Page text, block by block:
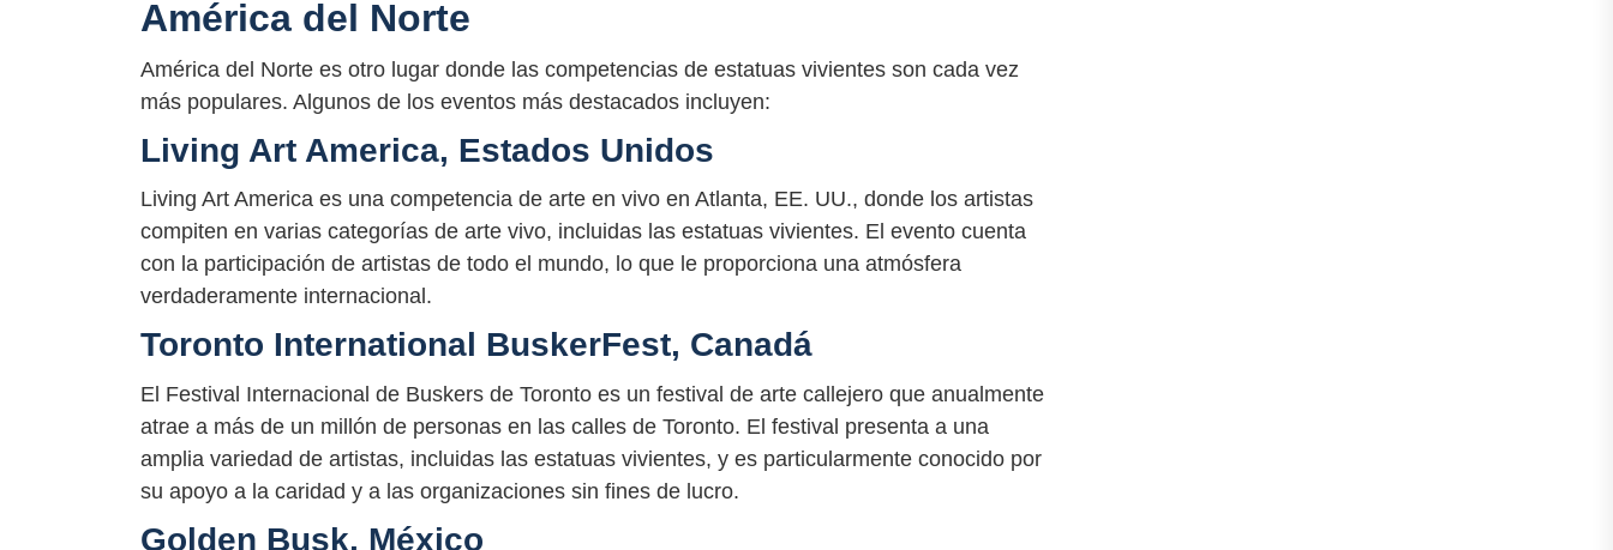
América del Norte
América del Norte es otro lugar donde las competencias de estatuas vivientes son cada vez
más populares. Algunos de los eventos más destacados incluyen:
Living Art America, Estados Unidos
Living Art America es una competencia de arte en vivo en Atlanta, EE. UU., donde los artistas
compiten en varias categorías de arte vivo, incluidas las estatuas vivientes. El evento cuenta
con la participación de artistas de todo el mundo, lo que le proporciona una atmósfera
verdaderamente internacional.
Toronto International BuskerFest, Canadá
El Festival Internacional de Buskers de Toronto es un festival de arte callejero que anualmente
atrae a más de un millón de personas en las calles de Toronto. El festival presenta a una
amplia variedad de artistas, incluidas las estatuas vivientes, y es particularmente conocido por
su apoyo a la caridad y a las organizaciones sin fines de lucro.
Golden Busk, México